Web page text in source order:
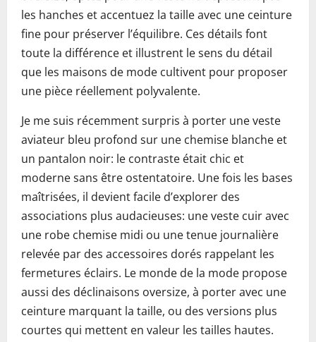
les hanches et accentuez la taille avec une ceinture
fine pour préserver l’équilibre. Ces détails font
toute la différence et illustrent le sens du détail
que les maisons de mode cultivent pour proposer
une pièce réellement polyvalente.
Je me suis récemment surpris à porter une veste
aviateur bleu profond sur une chemise blanche et
un pantalon noir: le contraste était chic et
moderne sans être ostentatoire. Une fois les bases
maîtrisées, il devient facile d’explorer des
associations plus audacieuses: une veste cuir avec
une robe chemise midi ou une tenue journalière
relevée par des accessoires dorés rappelant les
fermetures éclairs. Le monde de la mode propose
aussi des déclinaisons oversize, à porter avec une
ceinture marquant la taille, ou des versions plus
courtes qui mettent en valeur les tailles hautes.